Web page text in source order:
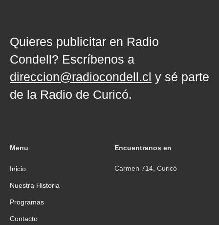
Quieres publicitar en Radio
Condell? Escríbenos a
direccion@radiocondell.cl y sé parte
de la Radio de Curicó.
Menu
Inicio
Nuestra Historia
Programas
Contacto
Encuentranos en
Carmen 714, Curicó